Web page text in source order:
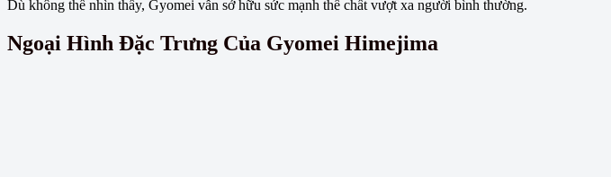
Dù không thể nhìn thấy, Gyomei vẫn sở hữu sức mạnh thể chất vượt xa người bình thường.
Ngoại Hình Đặc Trưng Của Gyomei Himejima